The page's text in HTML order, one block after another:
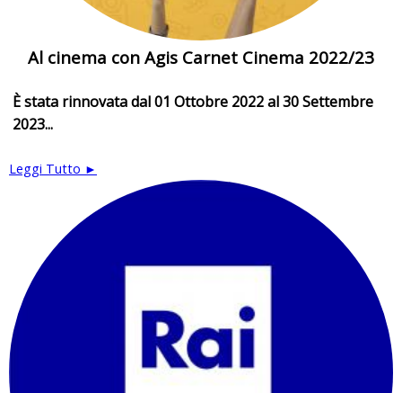
Al cinema con Agis Carnet Cinema 2022/23
È stata rinnovata dal 01 Ottobre 2022 al 30 Settembre
2023...
Leggi Tutto ►